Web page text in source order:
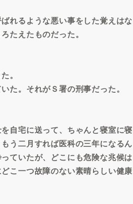
れるような悪い事をした覚えはな
たえたものだった。
。
た。それがＳ署の刑事だった。
自宅に送って、ちゃんと寝室に寝
う二月すれば医科の三年になるん
ていたが、どこにも危険な兆候は
こ一つ故障のない素晴らしい健康